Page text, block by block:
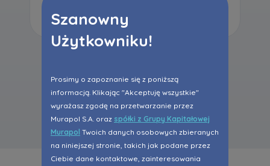
Szanowny
Użytkowniku!
Prosimy o zapoznanie się z poniższą
informacją. Klikając "Akceptuję wszystkie"
wyrażasz zgodę na przetwarzanie przez
Murapol S.A. oraz spółki z Grupy Kapitałowej
Murapol Twoich danych osobowych zbieranych
na niniejszej stronie, takich jak podane przez
Ciebie dane kontaktowe, zainteresowania
Wszystkie aktualności